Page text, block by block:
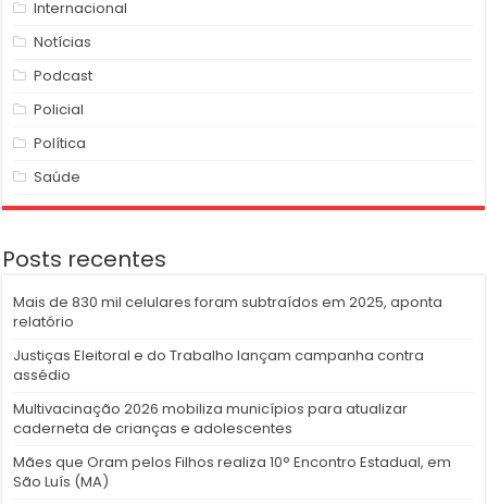
Internacional
Notícias
Podcast
Policial
Política
Saúde
Posts recentes
Mais de 830 mil celulares foram subtraídos em 2025, aponta
relatório
Justiças Eleitoral e do Trabalho lançam campanha contra
assédio
Multivacinação 2026 mobiliza municípios para atualizar
caderneta de crianças e adolescentes
Mães que Oram pelos Filhos realiza 10° Encontro Estadual, em
São Luís (MA)